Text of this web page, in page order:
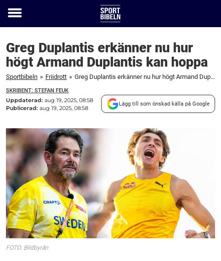
Toggle
Greg Duplantis erkänner nu hur
högt Armand Duplantis kan hoppa
Sportbibeln » Friidrott » Greg Duplantis erkänner nu hur högt Armand Duplantis kan hoppa
SKRIBENT: STEFAN FEUK
Uppdaterad: aug 19, 2025, 08:58
Publicerad: aug 19, 2025, 08:58
Lägg till som önskad källa på Google
FOTO: Bildbyrån